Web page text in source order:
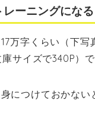
ーニングになる
万字くらい（下
サイズで340P）で
につけておかない